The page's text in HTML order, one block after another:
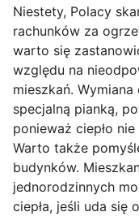
Niestety, Polacy
rachunków za
warto się
względu na
mieszkań.
specjalną pianką,
ponieważ ciepło
Warto także
budynków.
jednorodzinnych
ciepła, jeśli uda się